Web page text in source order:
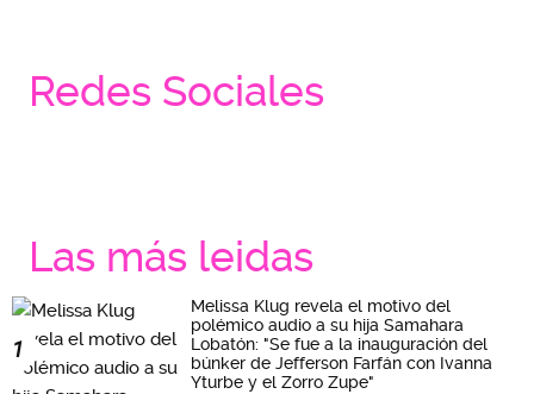
Redes Sociales
Las más leidas
1
Melissa Klug revela el motivo del
polémico audio a su hija Samahara
Lobatón: "Se fue a la inauguración del
búnker de Jefferson Farfán con Ivanna
Yturbe y el Zorro Zupe"